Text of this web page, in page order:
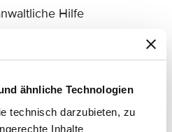
ähnliche Technologien
technisch darzubieten, zu
Inhalte
Hilfe
auf Diskussionen mit
zu einem Bußgeld und